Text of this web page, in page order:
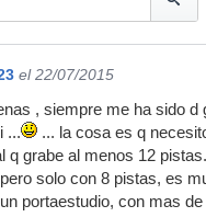
el 22/07/2015
, siempre me ha sido
...
... la cosa es q
q grabe al menos 12
solo con 8 pistas, es
portaestudio, con mas